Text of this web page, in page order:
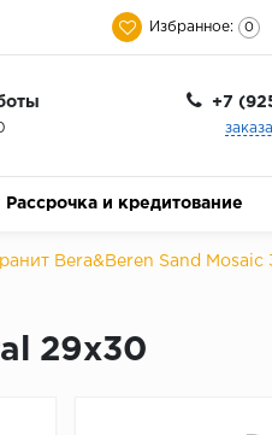
Избранное: 0
+7
Рассрочка и кредитование
Bera&Beren Sand Mosaic
29x30